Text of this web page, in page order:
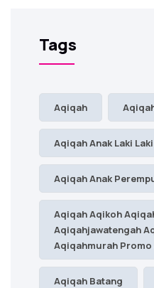
Tags
Aqiqah
Aqiqah Anak Laki Laki
Aqiqah Anak
Aqiqah Aqikoh
Aqiqahjawatengah
Aqiqahmurah
Aqiqah Batang